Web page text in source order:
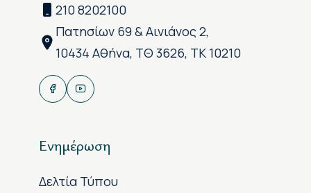
210 8202100
Πατησίων 69 & Αινιάνος 2,
10434 Αθήνα, ΤΘ 3626, ΤΚ 10210
Ενημέρωση
Δελτία Τύπου